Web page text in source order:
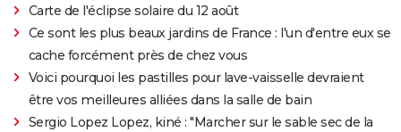
Carte de l'éclipse solaire du 12 août
Ce sont les plus beaux jardins de France : l'un d'entre eux se
cache forcément près de chez vous
Voici pourquoi les pastilles pour lave-vaisselle devraient
être vos meilleures alliées dans la salle de bain
Sergio Lopez Lopez, kiné : "Marcher sur le sable sec de la